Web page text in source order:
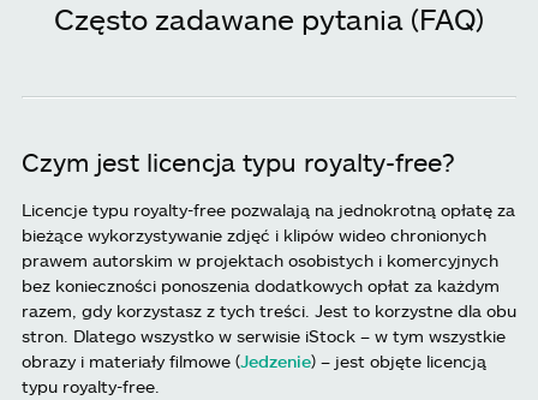
Często zadawane pytania (FAQ)
Czym jest licencja typu royalty-free?
Licencje typu royalty-free pozwalają na jednokrotną opłatę za
bieżące wykorzystywanie zdjęć i klipów wideo chronionych
prawem autorskim w projektach osobistych i komercyjnych
bez konieczności ponoszenia dodatkowych opłat za każdym
razem, gdy korzystasz z tych treści. Jest to korzystne dla obu
stron. Dlatego wszystko w serwisie iStock – w tym wszystkie
obrazy i materiały filmowe (Jedzenie) – jest objęte licencją
typu royalty-free.